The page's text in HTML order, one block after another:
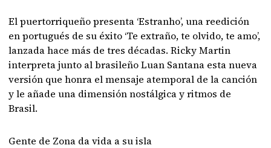
El puertorriqueño presenta ‘Estranho’, una reedición
en portugués de su éxito ‘Te extraño, te olvido, te amo’,
lanzada hace más de tres décadas. Ricky Martin
interpreta junto al brasileño Luan Santana esta nueva
versión que honra el mensaje atemporal de la canción
y le añade una dimensión nostálgica y ritmos de
Brasil.
Gente de Zona da vida a su isla